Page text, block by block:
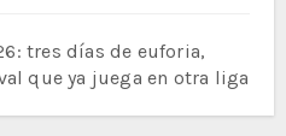
tres días de euforia,
que ya juega en otra liga